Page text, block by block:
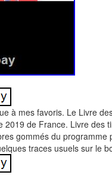
à mes favoris. Le Livre
2019 de France. Livre des
gommés du
traces usuels sur le